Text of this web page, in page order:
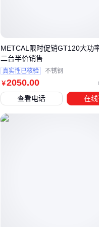
若你的工作涉
长期稳定性会
三、如何根
选择焊台的核
同PCB板类型
￥2050.00
METCAL限时促销GT120大功
二台半价销售
真实性已核验 不锈钢
查看电话 在